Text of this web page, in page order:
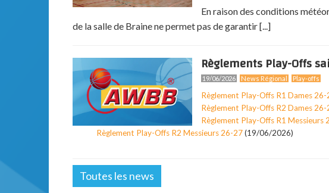
En raison des conditions
de la salle de Braine ne permet pas de garantir [...]
Règlements Play-Offs
19/06/2026 News Régional Play-offs
Règlement Play-Offs R1 Dames 26-
Règlement Play-Offs R2 Dames 26-
Règlement Play-Offs R1 Messieurs
Règlement Play-Offs R2 Messieurs 26-27(19/06/2026)
Toutes les news